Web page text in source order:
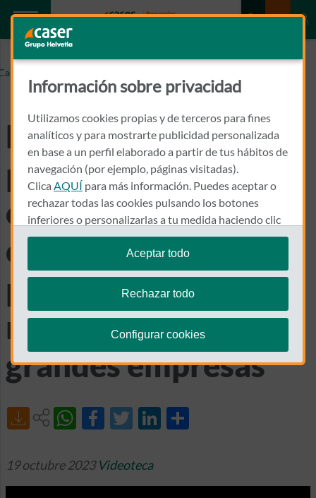
Los Planes de pensiones de empleo cada vez más
grandes empresas
Los Planes de
pensiones de empleo
cada vez más
considerados en los
paquetes de
retribución de las
grandes empresas
19 octubre 2023 Videoteca
Información sobre privacidad
Utilizamos cookies propias y de terceros para fines
analíticos y para mostrarte publicidad personalizada
en base a un perfil elaborado a partir de tus hábitos de
navegación (por ejemplo, páginas visitadas).
Clica AQUÍ para más información. Puedes aceptar o
rechazar todas las cookies pulsando los botones
inferiores o personalizarlas a tu medida haciendo clic
en"configurar cookies".
Te recordamos que puedes modificar tus ajustes de
cookies en cualquier momento en la sección
Aceptar todo
Rechazar todo
Configurar cookies